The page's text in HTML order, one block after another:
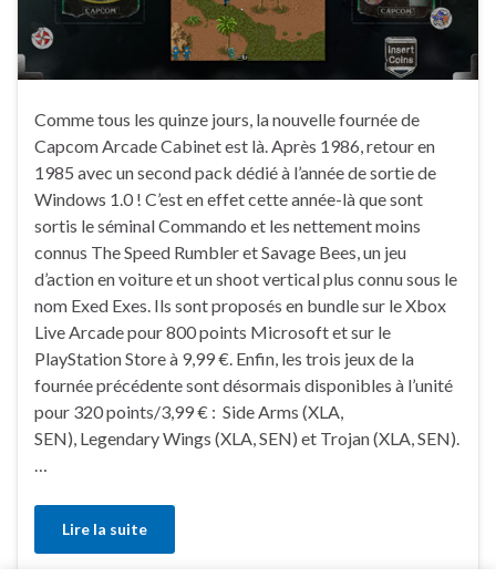
Comme tous les quinze jours, la nouvelle fournée de
Capcom Arcade Cabinet est là. Après 1986, retour en
1985 avec un second pack dédié à l’année de sortie de
Windows 1.0 ! C’est en effet cette année-là que sont
sortis le séminal Commando et les nettement moins
connus The Speed Rumbler et Savage Bees, un jeu
d’action en voiture et un shoot vertical plus connu sous le
nom Exed Exes. Ils sont proposés en bundle sur le Xbox
Live Arcade pour 800 points Microsoft et sur le
PlayStation Store à 9,99 €. Enfin, les trois jeux de la
fournée précédente sont désormais disponibles à l’unité
pour 320 points/3,99 € : Side Arms (XLA,
SEN), Legendary Wings (XLA, SEN) et Trojan (XLA, SEN).
Lire la suite